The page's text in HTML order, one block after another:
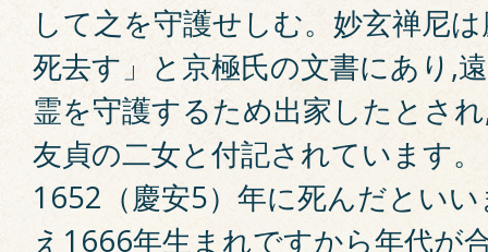
して之を守護せしむ。妙玄禅尼
死去す」と京極氏の文書にあり,
霊を守護するため出家したとさ
友貞の二女と付記されています
1652（慶安5）年に死んだとい
え1666年生まれですから年代が